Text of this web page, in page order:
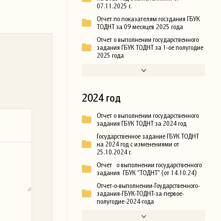
07.11.2025 г.
Отчет по показателям госздания ГБУК
ТОДНТ за 09 месяцев 2025 года
Отчет о выполнении государственного
задания ГБУК ТОДНТ за 1-ое полугодие
2025 года
2024 год
Отчет о выполнении государственного
задания ГБУК ТОДНТ за 2024 год
Государственное задание ГБУК ТОДНТ
на 2024 год с изменениями от
25.10.2024 г.
Отчет о выполнении государственного
задания ГБУК "ТОДНТ" (от 14.10.24)
Отчет-о-выполнении-Гоударственного-
задания-ГБУК-ТОДНТ-за-первое-
полугодие-2024-года